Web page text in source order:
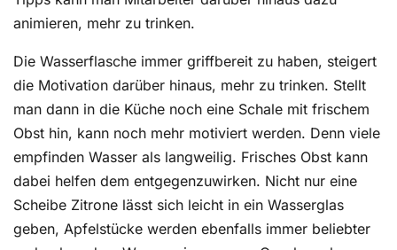
animieren, mehr zu trinken.
Die Wasserflasche immer griffbereit zu haben, steigert
die Motivation darüber hinaus, mehr zu trinken. Stellt
man dann in die Küche noch eine Schale mit frischem
Obst hin, kann noch mehr motiviert werden. Denn viele
empfinden Wasser als langweilig. Frisches Obst kann
dabei helfen dem entgegenzuwirken. Nicht nur eine
Scheibe Zitrone lässt sich leicht in ein Wasserglas
geben, Apfelstücke werden ebenfalls immer beliebter